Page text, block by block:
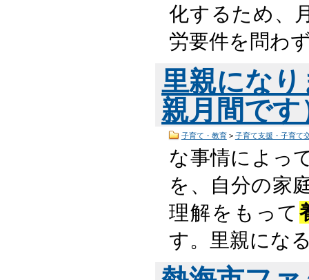
化するため、
労要件を問わ
里親にな
親月間で
子育て・教育> 子育て支援・子育て
な事情によっ
を、自分の家
理解をもって
す。里親にな